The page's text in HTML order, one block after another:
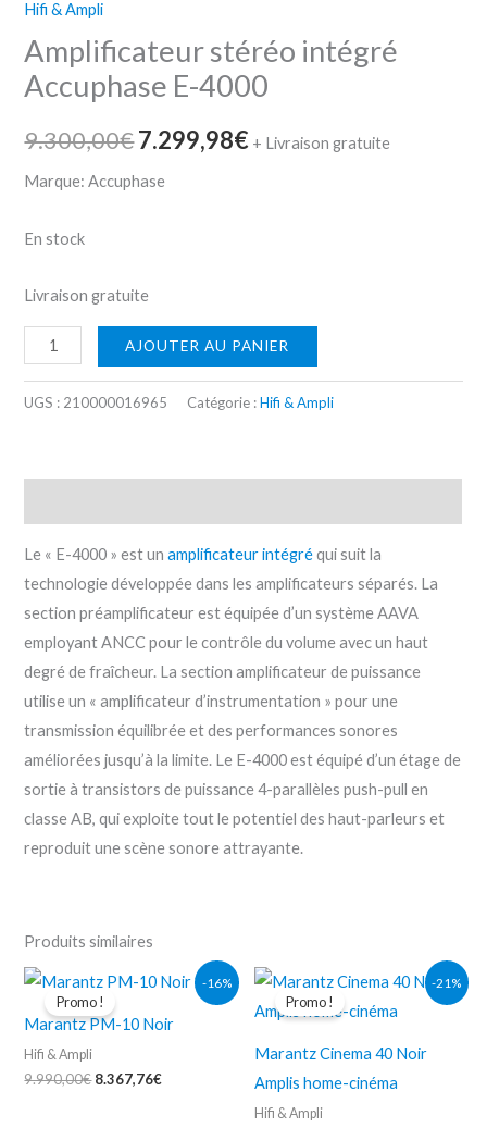
Hifi & Ampli
Amplificateur stéréo intégré
Accuphase E-4000
9.300,00€7.299,98€ + Livraison gratuite
Marque: Accuphase
En stock
Livraison gratuite
AJOUTER AU PANIER
UGS : 210000016965 Catégorie :Hifi & Ampli
Le « E-4000 » est unamplificateur intégréqui suit la
technologie développée dans les amplificateurs séparés. La
section préamplificateur est équipée d’un système AAVA
employant ANCC pour le contrôle du volume avec un haut
degré de fraîcheur. La section amplificateur de puissance
utilise un « amplificateur d’instrumentation » pour une
transmission équilibrée et des performances sonores
améliorées jusqu’à la limite. Le E-4000 est équipé d’un étage de
sortie à transistors de puissance 4-parallèles push-pull en
classe AB, qui exploite tout le potentiel des haut-parleurs et
reproduit une scène sonore attrayante.
Produits similaires
-16%
Promo !
Marantz PM-10 Noir
Hifi & Ampli
9.990,00€
Le
prix
initial
était :
8.367,76€
Le
prix
est :
-21%
Promo !
Marantz Cinema 40 Noir
Amplis home-cinéma
Hifi & Ampli
Le
prix
initial
2.390,00€.
Le
prix
actuel
1.899,99€.